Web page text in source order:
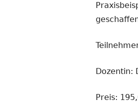
Dozentin:
Preis: